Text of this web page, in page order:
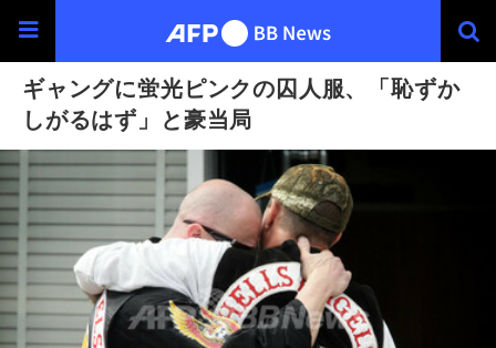
ギャングに蛍光ピンクの囚人服、「恥ずか
しがるはず」と豪当局